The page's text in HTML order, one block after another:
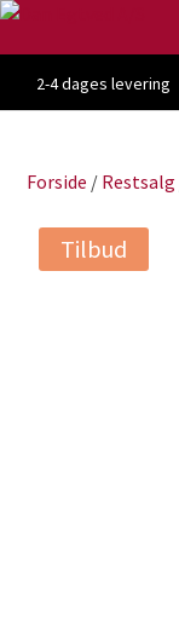
2-4 dages levering
Forside / Restsalg
Tilbud